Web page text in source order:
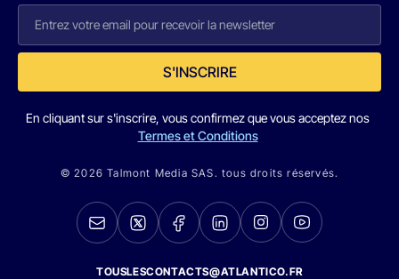
S'INSCRIRE
En cliquant sur s'inscrire, vous confirmez que vous acceptez nos
Termes et Conditions
© 2026 Talmont Media SAS. tous droits réservés.
TOUSLESCONTACTS@ATLANTICO.FR